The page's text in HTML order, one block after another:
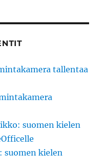
tallentaa
suomen kielen
suomen kielen